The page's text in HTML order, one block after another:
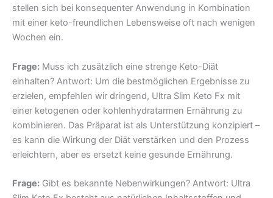
stellen sich bei konsequenter Anwendung in Kombination
mit einer keto-freundlichen Lebensweise oft nach wenigen
Wochen ein.
Frage: Muss ich zusätzlich eine strenge Keto-Diät
einhalten? Antwort: Um die bestmöglichen Ergebnisse zu
erzielen, empfehlen wir dringend, Ultra Slim Keto Fx mit
einer ketogenen oder kohlenhydratarmen Ernährung zu
kombinieren. Das Präparat ist als Unterstützung konzipiert –
es kann die Wirkung der Diät verstärken und den Prozess
erleichtern, aber es ersetzt keine gesunde Ernährung.
Frage: Gibt es bekannte Nebenwirkungen? Antwort: Ultra